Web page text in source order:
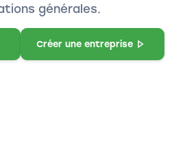
générales.
Créer une entreprise